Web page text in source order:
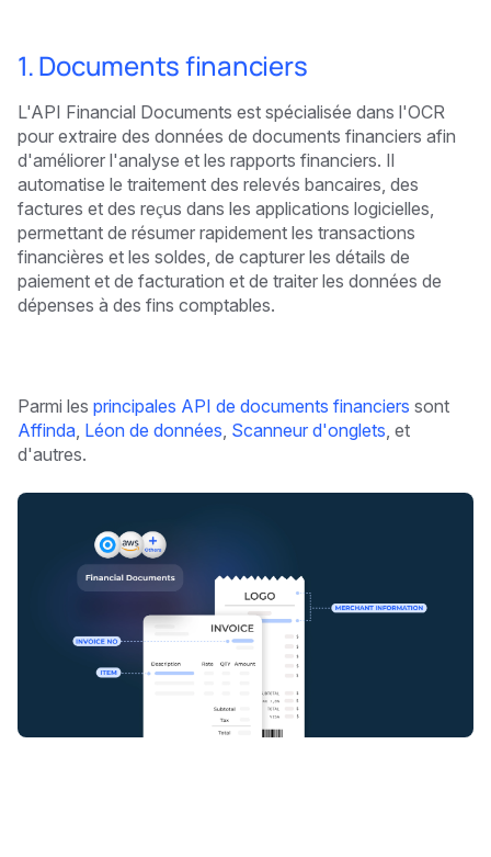
1. Documents financiers
L'API Financial Documents est spécialisée dans l'OCR
pour extraire des données de documents financiers afin
d'améliorer l'analyse et les rapports financiers. Il
automatise le traitement des relevés bancaires, des
factures et des reçus dans les applications logicielles,
permettant de résumer rapidement les transactions
financières et les soldes, de capturer les détails de
paiement et de facturation et de traiter les données de
dépenses à des fins comptables.
Parmi les principales API de documents financiers sont
Affinda Léon de données Scanneur d'onglets , et
d'autres.